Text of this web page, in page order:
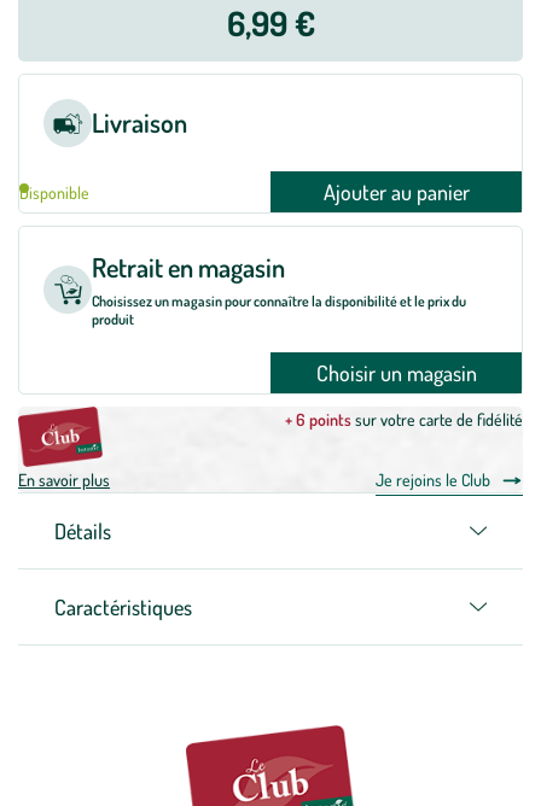
6,99 €
Livraison
Disponible Ajouter au panier
Retrait en magasin
Choisissez un magasin pour connaître la disponibilité et le prix du
produit
Choisir un magasin
+ 6 pointssur votre carte de fidélité
En savoir plus Je rejoins le Club
Détails
Caractéristiques